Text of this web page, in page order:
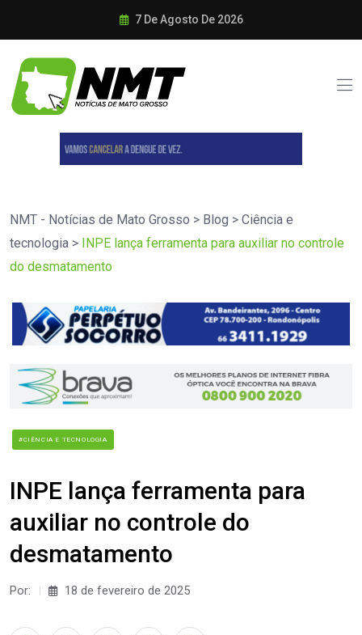
7 De Agosto De 2026
NMT - Notícias de Mato Grosso > Blog > Ciência e
tecnologia > INPE lança ferramenta para auxiliar no controle
do desmatamento
#CIÊNCIA E TECNOLOGIA
INPE lança ferramenta para
auxiliar no controle do
desmatamento
Por: 18 de fevereiro de 2025